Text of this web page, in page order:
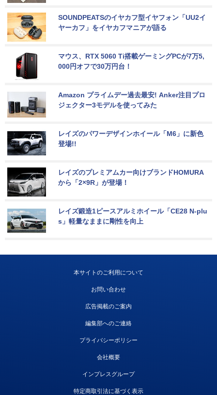
SOUNDPEATSのイヤカフ型イヤフォン「UU2イ
ヤーカフ」をイヤカフマニアが語る
マウス、RTX 5060 Ti搭載ゲーミングPCが7万5,
000円オフで30万円台！
Amazon プライムデー過去最安! Anker注目プロ
ジェクター3モデルを使ってみた
レイズのパワーデザインホイール「M6」に新色
登場!!
レイズのプレミアムカー向けブランドHOMURA
から「2×9R」が登場！
レイズ鍛造1ピースアルミホイール「CE28 N-plu
s」軽量なままに剛性を向上
本サイトのご利用について
お問い合わせ
広告掲載のご案内
編集部へのご連絡
プライバシーポリシー
会社概要
インプレスグループ
特定商取引法に基づく表示